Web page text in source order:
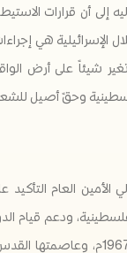
إلى أن قرارات
الإسرائيلية هي
شيئاً على أرض
وحقً أصيل
الأمين العام
ودعم قيام
من يونيو 1967م،